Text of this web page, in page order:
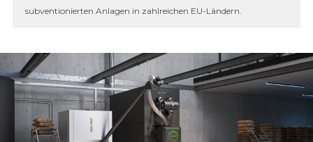
subventionierten Anlagen in zahlreichen EU-Ländern.